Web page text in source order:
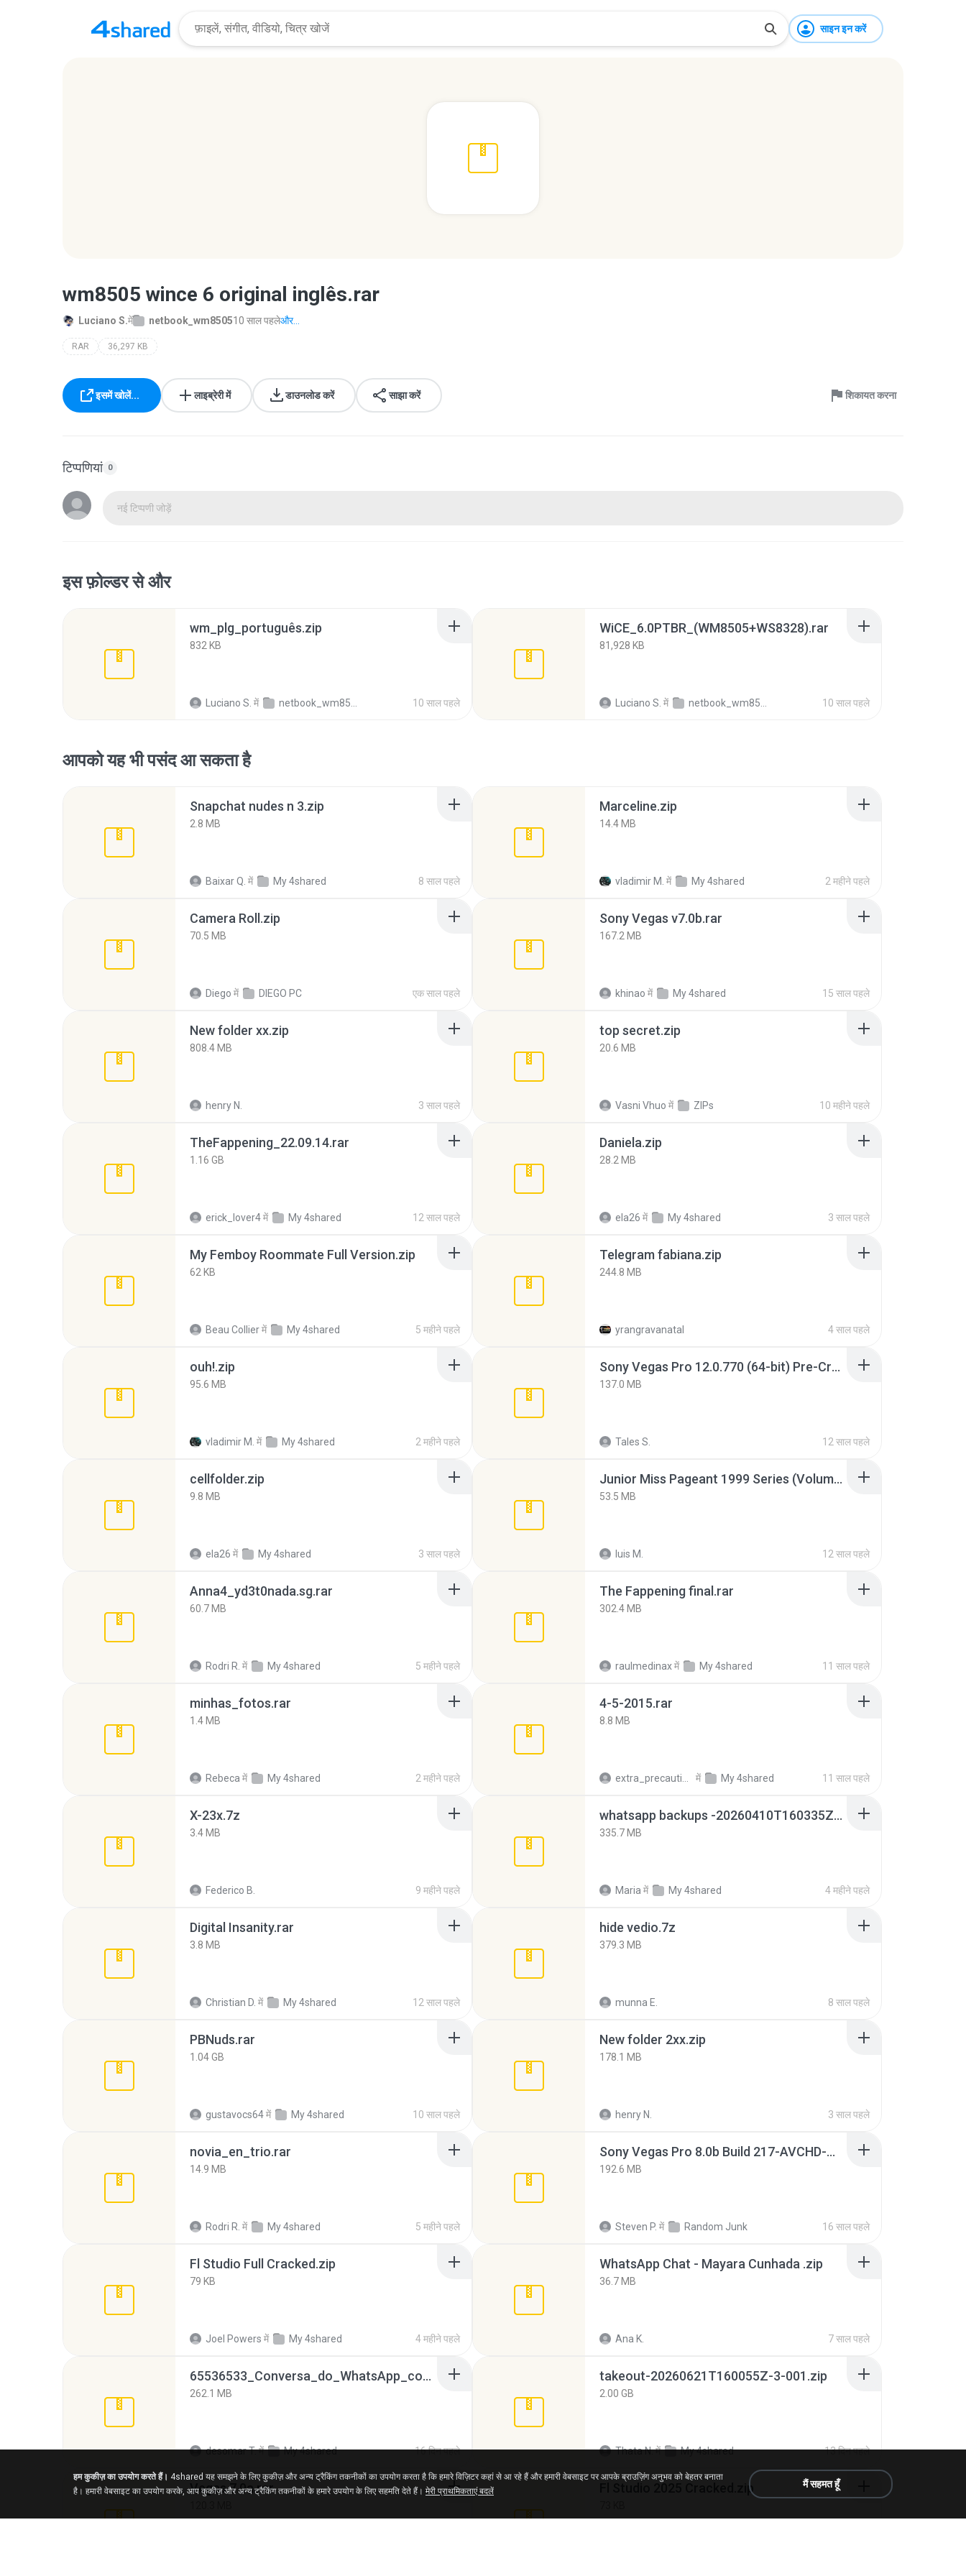
साइन इन करें
wm8505 wince 6 original inglês.rar
Luciano S.में netbook_wm850510 साल पहलेऔर...
RAR 36,297 KB
इसमें खोलें... लाइब्रेरी में डाउनलोड करें साझा करें शिकायत करना
टिप्पणियां 0
नई टिप्पणी जोड़ें
इस फ़ोल्डर से और
wm_plg_português.zip
832 KB
Luciano S. में netbook_wm8505 10 साल पहले
WiCE_6.0PTBR_(WM8505+WS8328).rar
81,928 KB
Luciano S. में netbook_wm8505 10 साल पहले
आपको यह भी पसंद आ सकता है
Snapchat nudes n 3.zip
2.8 MB
Baixar Q. में My 4shared 8 साल पहले
Marceline.zip
14.4 MB
vladimir M. में My 4shared 2 महीने पहले
Camera Roll.zip
70.5 MB
Diego में DIEGO PC एक साल पहले
Sony Vegas v7.0b.rar
167.2 MB
khinao में My 4shared 15 साल पहले
New folder xx.zip
808.4 MB
henry N. 3 साल पहले
top secret.zip
20.6 MB
Vasni Vhuo में ZIPs 10 महीने पहले
TheFappening_22.09.14.rar
1.16 GB
erick_lover4में My 4shared 12 साल पहले
Daniela.zip
28.2 MB
ela26 में My 4shared 3 साल पहले
My Femboy Roommate Full Version.zip
62 KB
Beau Collierमें My 4shared 5 महीने पहले
Telegram fabiana.zip
244.8 MB
yrangravanatal 4 साल पहले
ouh!.zip
95.6 MB
vladimir M. में My 4shared 2 महीने पहले
Sony Vegas Pro 12.0.770 (64-bit) Pre-Cracked.zip
137.0 MB
Tales S. 12 साल पहले
cellfolder.zip
9.8 MB
ela26 में My 4shared 3 साल पहले
Junior Miss Pageant 1999 Series (Volume I Part I NC 6).7z
53.5 MB
luis M. 12 साल पहले
Anna4_yd3t0nada.sg.rar
60.7 MB
Rodri R. में My 4shared 5 महीने पहले
The Fappening final.rar
302.4 MB
raulmedinaxमें My 4shared 11 साल पहले
minhas_fotos.rar
1.4 MB
Rebeca में My 4shared 2 महीने पहले
4-5-2015.rar
8.8 MB
में My 4shared 11 साल पहले
X-23x.7z
3.4 MB
Federico B. 9 महीने पहले
whatsapp backups -20260410T160335Z-3-001.zip
335.7 MB
Maria में My 4shared 4 महीने पहले
Digital Insanity.rar
3.8 MB
Christian D. में My 4shared 12 साल पहले
hide vedio.7z
379.3 MB
munna E. 8 साल पहले
PBNuds.rar
1.04 GB
gustavocs64में My 4shared 10 साल पहले
New folder 2xx.zip
178.1 MB
henry N. 3 साल पहले
novia_en_trio.rar
14.9 MB
Rodri R. में My 4shared 5 महीने पहले
Sony Vegas Pro 8.0b Build 217-AVCHD-MPG-AC3 FIXED.7z
192.6 MB
Steven P. में Random Junk 16 साल पहले
Fl Studio Full Cracked.zip
79 KB
Joel Powers में My 4shared 4 महीने पहले
WhatsApp Chat - Mayara Cunhada .zip
36.7 MB
Ana K. 7 साल पहले
65536533_Conversa_do_WhatsApp_com_Meu_Esposo.zip
262.1 MB
desomar T.में My 4shared 16 दिन पहले
takeout-20260621T160055Z-3-001.zip
2.00 GB
Thata N.में My 4shared 13 दिन पहले
Vegas 7.0a.rar Fl Studio 2025 Cracked.zip
हम कुकीज़ का उपयोग करते हैं। 4shared यह समझने के लिए कुकीज़ और अन्य ट्रैकिंग तकनीकों का उपयोग करता है कि हमारे विज़िटर कहां से आ रहे हैं और हमारी वेबसाइट पर आपके ब्राउज़िंग अनुभव को बेहतर बनाता
है। हमारी वेबसाइट का उपयोग करके, आप कुकीज़ और अन्य ट्रैकिंग तकनीकों के हमारे उपयोग के लिए सहमति देते हैं। मेरी प्राथमिकताएं बदलें
मैं सहमत हूँ